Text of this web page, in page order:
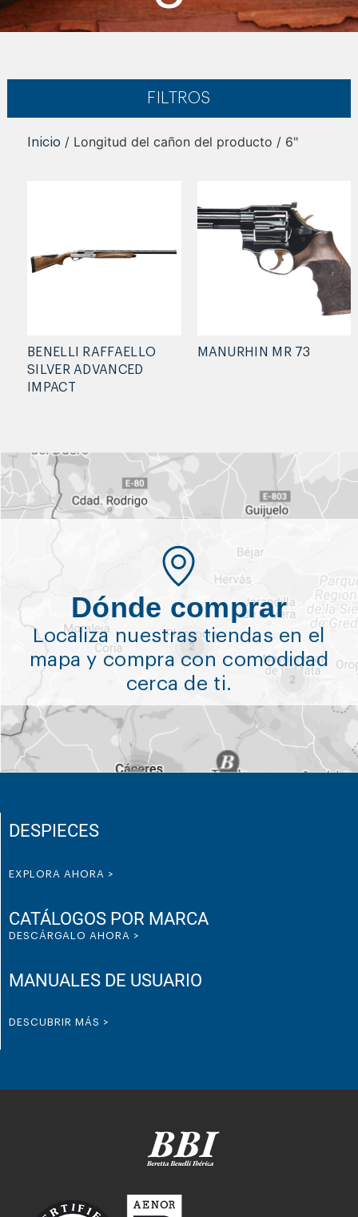
FILTROS
Inicio / Longitud del cañon del producto / 6"
BENELLI RAFFAELLO
SILVER ADVANCED
IMPACT
MANURHIN MR 73
Dónde comprar
Localiza nuestras tiendas en el
mapa y compra con comodidad
cerca de ti.
DESPIECES
EXPLORA AHORA >
CATÁLOGOS POR MARCA
DESCÁRGALO AHORA >
MANUALES DE USUARIO
DESCUBRIR MÁS >